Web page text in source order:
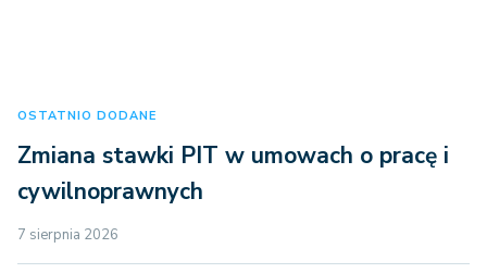
OSTATNIO DODANE
Zmiana stawki PIT w umowach o pracę i
cywilnoprawnych
7 sierpnia 2026